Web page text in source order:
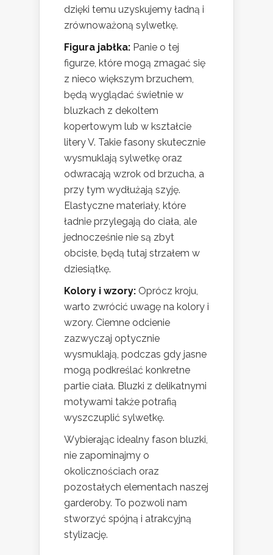
dzięki temu uzyskujemy ładną i
zrównoważoną sylwetkę.
Figura jabłka: Panie o tej
figurze, które mogą zmagać się
z nieco większym brzuchem,
będą wyglądać świetnie w
bluzkach z dekoltem
kopertowym lub w kształcie
litery V. Takie fasony skutecznie
wysmuklają sylwetkę oraz
odwracają wzrok od brzucha, a
przy tym wydłużają szyję.
Elastyczne materiały, które
ładnie przylegają do ciała, ale
jednocześnie nie są zbyt
obcisłe, będą tutaj strzałem w
dziesiątkę.
Kolory i wzory: Oprócz kroju,
warto zwrócić uwagę na kolory i
wzory. Ciemne odcienie
zazwyczaj optycznie
wysmuklają, podczas gdy jasne
mogą podkreślać konkretne
partie ciała. Bluzki z delikatnymi
motywami także potrafią
wyszczuplić sylwetkę.
Wybierając idealny fason bluzki,
nie zapominajmy o
okolicznościach oraz
pozostałych elementach naszej
garderoby. To pozwoli nam
stworzyć spójną i atrakcyjną
stylizację.